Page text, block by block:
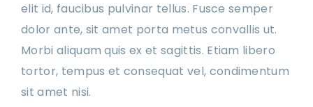
elit id, faucibus pulvinar tellus. Fusce semper
dolor ante, sit amet porta metus convallis ut.
Morbi aliquam quis ex et sagittis. Etiam libero
tortor, tempus et consequat vel, condimentum
sit amet nisi.